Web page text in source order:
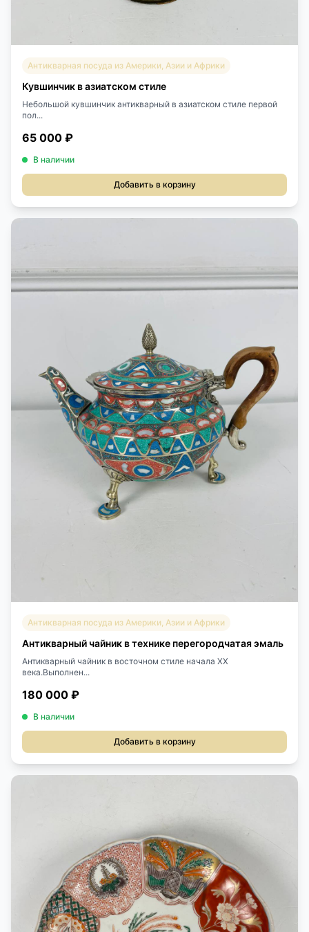
Антикварная посуда из Америки, Азии и Африки
Кувшинчик в азиатском стиле
Небольшой кувшинчик антикварный в азиатском стиле первой
пол...
65 000 ₽
В наличии
Добавить в корзину
Антикварная посуда из Америки, Азии и Африки
Антикварный чайник в технике перегородчатая эмаль
Антикварный чайник в восточном стиле начала XX
века.Выполнен...
180 000 ₽
В наличии
Добавить в корзину